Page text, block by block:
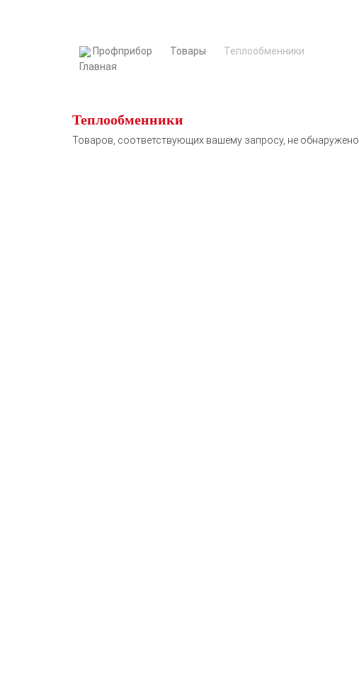
Профприбор Товары Теплообменники
Теплообменники
Товаров, соответствующих вашему запросу, не обнаружено.